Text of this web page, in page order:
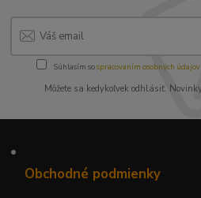
Súhlasím sospracovaním osobných údajov
Môžete sa kedykoľvek odhlásiť.
•
Obchodné podmienky